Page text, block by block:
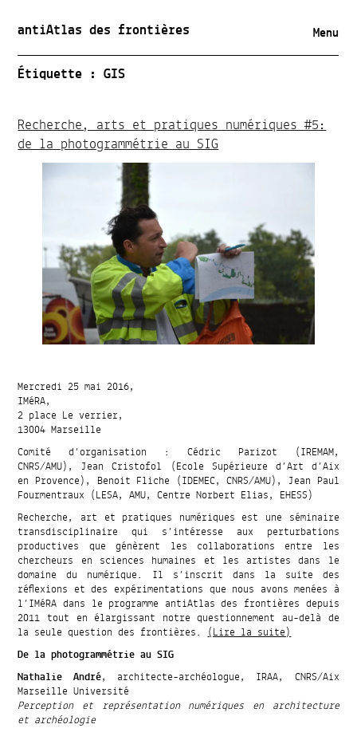
antiAtlas des frontières Menu
Étiquette :GIS
Recherche, arts et pratiques numériques #5:
de la photogrammétrie au SIG
Mercredi 25 mai 2016,
IMéRA,
2 place Le verrier,
13004 Marseille
Comité d’organisation : Cédric Parizot (IREMAM,
CNRS/AMU), Jean Cristofol (Ecole Supérieure d’Art d’Aix
en Provence), Benoit Fliche (IDEMEC, CNRS/AMU), Jean Paul
Fourmentraux (LESA, AMU, Centre Norbert Elias, EHESS)
Recherche, art et pratiques numériques est une séminaire
transdisciplinaire qui s’intéresse aux perturbations
productives que génèrent les collaborations entre les
chercheurs en sciences humaines et les artistes dans le
domaine du numérique. Il s’inscrit dans la suite des
réflexions et des expérimentations que nous avons menées à
l’IMéRA dans le programme antiAtlas des frontières depuis
2011 tout en élargissant notre questionnement au-delà de
la seule question des frontières.(Lire la suite)
De la photogrammétrie au SIG
Nathalie André, architecte-archéologue, IRAA, CNRS/Aix
Marseille Université
Perception et représentation numériques en architecture
et archéologie